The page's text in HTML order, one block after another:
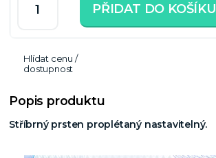
PŘIDAT DO KOŠÍKU
Hlídat cenu /
dostupnost
Popis produktu
Stříbrný prsten proplétaný nastavitelný.